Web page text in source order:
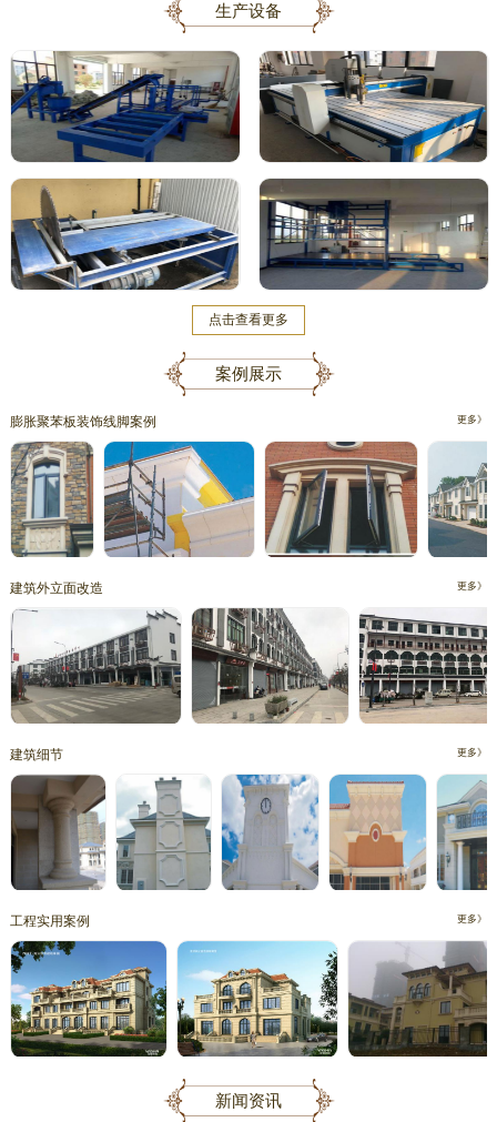
生产设备
点击查看更多
案例展示
膨胀聚苯板装饰线脚案例 更多》
建筑外立面改造 更多》
建筑细节 更多》
工程实用案例 更多》
新闻资讯